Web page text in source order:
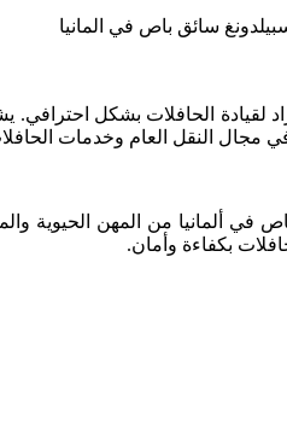
سائق باص في المانيا
الحافلات بشكل احترافي.
مجال النقل العام وخدمات
من المهن الحيوية
بكفاءة وأمان.